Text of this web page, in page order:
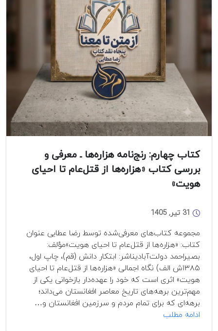
کتاب چهارم: رنج‌نامه هزاره‌ها ـ معرفی و
بررسی کتاب «هزاره‌ها از قتل‌عام تا احیای
هویت»
مجموعه کتاب‌های معرفی‌شده توسط رضا عطایی عنوان
کتاب: «هزاره‌ها از قتل‌عام تا احیای هویت»مؤلف:
بصیراحمد دولت‌آبادیناشر: ابتکار دانش (قم)، چاپ اول،
۱۳۸۵ش الف) نگاه اجمالی «هزاره‌ها از قتل‌عام تا احیای
هویت» اثری است که خود را عهده‌دار بازخوانی یکی از
مهم‌ترین برهه‌های تاریخ معاصر افغانستان می‌داند؛
برهه‌ای که برای تمام مردم و سرزمین افغانستان و…
ادامه مطلب